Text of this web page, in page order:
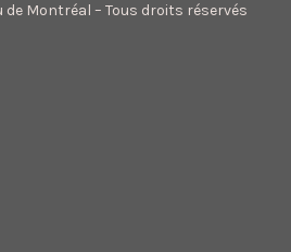
de Montréal – Tous droits réservés